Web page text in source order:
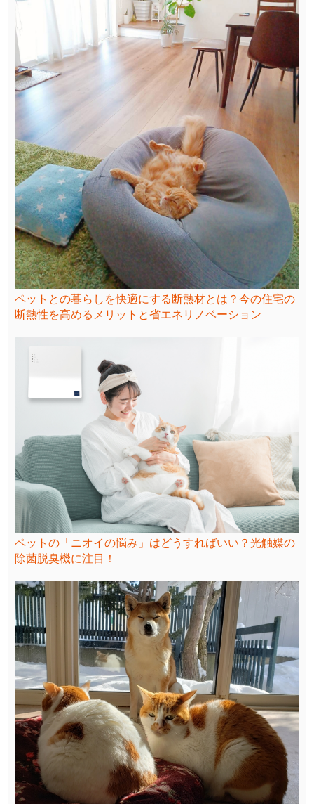
ペットとの暮らしを快適にする断熱材とは？今の住宅の
断熱性を高めるメリットと省エネリノベーション
ペットの「ニオイの悩み」はどうすればいい？光触媒の
除菌脱臭機に注目！